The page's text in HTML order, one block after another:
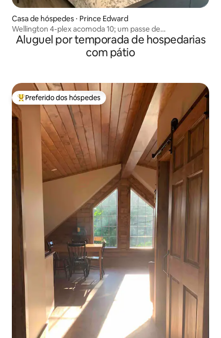
Casa de hóspedes ⋅ Prince Edward
Wellington 4-plex acomoda 10; um passe de
praia/unidade!
Aluguel por temporada de hospedarias
com pátio
Entre os melhores preferidos dos hóspedes
Preferido dos hóspedes